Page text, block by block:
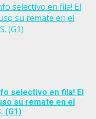
selectivo en fila! El
su remate en el
(G1)
selectivo en fila! El
su remate en el
(G1)